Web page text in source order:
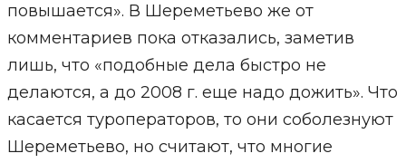
повышается». В Шереметьево же от
комментариев пока отказались, заметив
лишь, что «подобные дела быстро не
делаются, а до 2008 г. еще надо дожить». Что
касается туроператоров, то они соболезнуют
Шереметьево, но считают, что многие